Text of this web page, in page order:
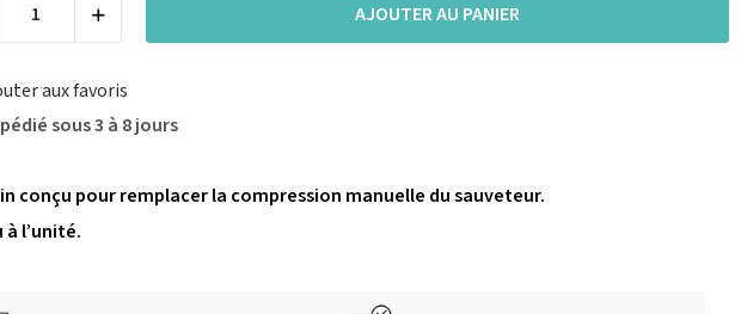
AJOUTER AU PANIER
aux favoris
sous 3 à 8 jours
conçu pour remplacer la compression manuelle du sauveteur.
à l’unité.